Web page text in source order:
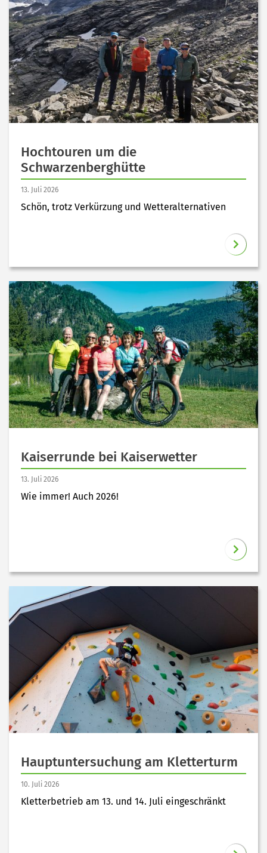
Hochtouren um die
Schwarzenberghütte
13. Juli 2026
Schön, trotz Verkürzung und Wetteralternativen
Kaiserrunde bei Kaiserwetter
13. Juli 2026
Wie immer! Auch 2026!
Hauptuntersuchung am Kletterturm
10. Juli 2026
Kletterbetrieb am 13. und 14. Juli eingeschränkt